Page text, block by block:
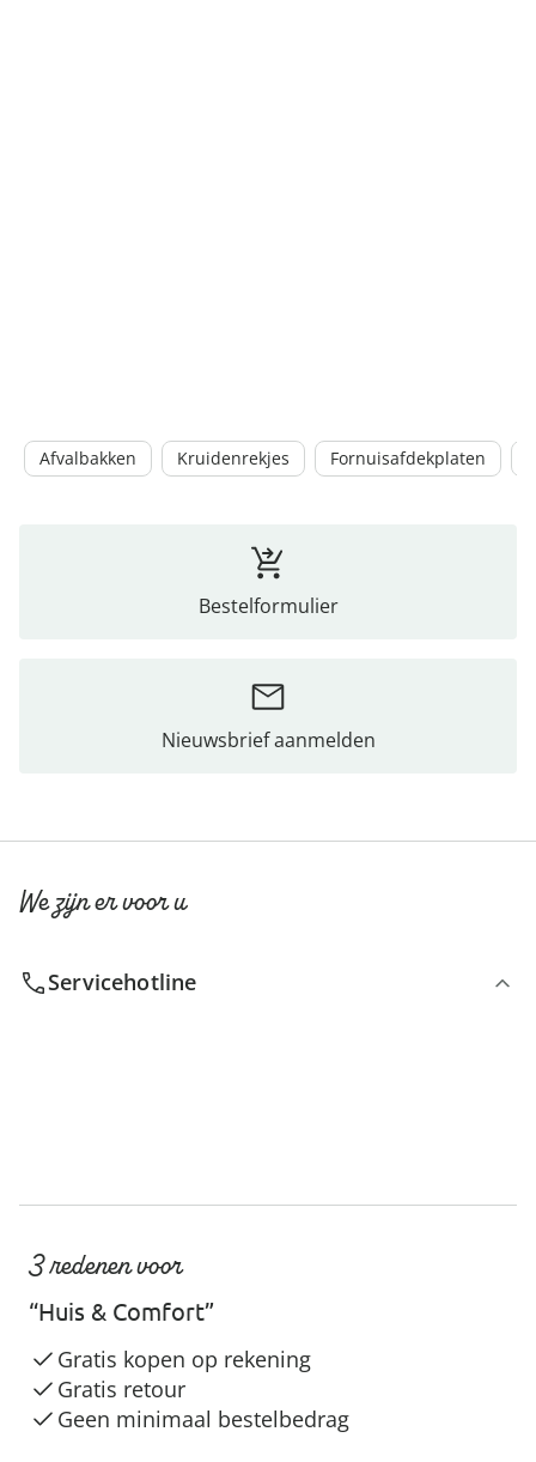
Afvalbakken Kruidenrekjes Fornuisafdekplaten
Bestelformulier
Nieuwsbrief aanmelden
We zijn er voor u
Servicehotline
3 redenen voor
“Huis & Comfort”
Gratis kopen op rekening
Gratis retour
Geen minimaal bestelbedrag